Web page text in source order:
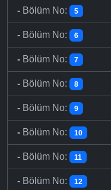
- Bölüm No: 5
- Bölüm No: 6
- Bölüm No: 7
- Bölüm No: 8
- Bölüm No: 9
- Bölüm No: 10
- Bölüm No: 11
- Bölüm No: 12